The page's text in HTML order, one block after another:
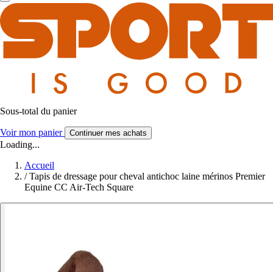
Sous-total du panier
Voir mon panier Continuer mes achats
Loading...
Accueil
/ Tapis de dressage pour cheval antichoc laine mérinos Premier
Equine CC Air-Tech Square